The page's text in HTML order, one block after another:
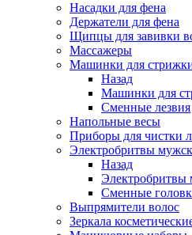
Насадки для фена
Держатели для фена
Щипцы для завивки
Массажеры
Машинки для
Назад
Машинки для
Сменные лезвия
Напольные весы
Приборы для чистки
Электробритвы
Назад
Электробритвы
Сменные
Выпрямители волос
Зеркала